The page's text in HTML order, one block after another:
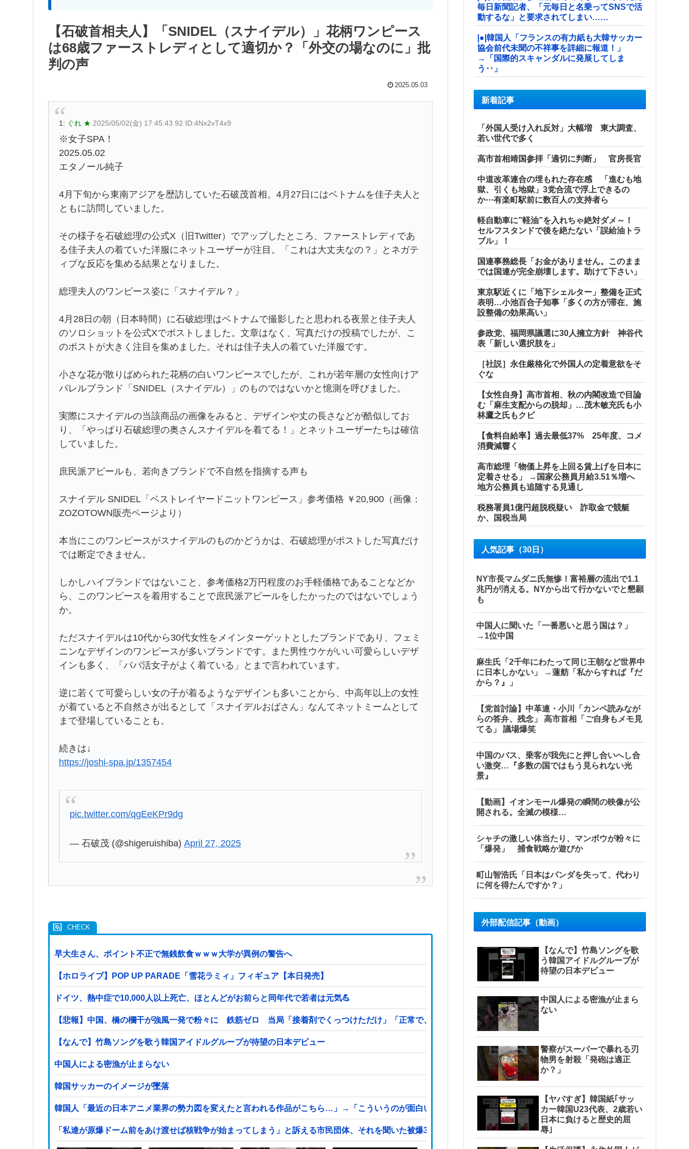
【石破首相夫人】「SNIDEL（スナイデル）」花柄ワンピース
は68歳ファーストレディとして適切か？「外交の場なのに」批
判の声
2025.05.03
1: ぐれ ★ 2025/05/02(金) 17:45:43.92 ID:4Nx2vT4x9
※女子SPA！
2025.05.02
エタノール純子
4月下旬から東南アジアを歴訪していた石破茂首相。4月27日にはベトナムを佳子夫人と
ともに訪問していました。
その様子を石破総理の公式X（旧Twitter）でアップしたところ、ファーストレディであ
る佳子夫人の着ていた洋服にネットユーザーが注目。「これは大丈夫なの？」とネガテ
ィブな反応を集める結果となりました。
総理夫人のワンピース姿に「スナイデル？」
4月28日の朝（日本時間）に石破総理はベトナムで撮影したと思われる夜景と佳子夫人
のソロショットを公式Xでポストしました。文章はなく、写真だけの投稿でしたが、こ
のポストが大きく注目を集めました。それは佳子夫人の着ていた洋服です。
小さな花が散りばめられた花柄の白いワンピースでしたが、これが若年層の女性向けア
パレルブランド「SNIDEL（スナイデル）」のものではないかと憶測を呼びました。
実際にスナイデルの当該商品の画像をみると、デザインや丈の長さなどが酷似してお
り、「やっぱり石破総理の奥さんスナイデルを着てる！」とネットユーザーたちは確信
していました。
庶民派アピールも、若向きブランドで不自然を指摘する声も
スナイデル SNIDEL「ベストレイヤードニットワンピース」参考価格 ￥20,900（画像：
ZOZOTOWN販売ページより）
本当にこのワンピースがスナイデルのものかどうかは、石破総理がポストした写真だけ
では断定できません。
しかしハイブランドではないこと、参考価格2万円程度のお手軽価格であることなどか
ら、このワンピースを着用することで庶民派アピールをしたかったのではないでしょう
か。
ただスナイデルは10代から30代女性をメインターゲットとしたブランドであり、フェミ
ニンなデザインのワンピースが多いブランドです。また男性ウケがいい可愛らしいデザ
インも多く、「パパ活女子がよく着ている」とまで言われています。
逆に若くて可愛らしい女の子が着るようなデザインも多いことから、中高年以上の女性
が着ていると不自然さが出るとして「スナイデルおばさん」なんてネットミームとして
まで登場していることも。
続きは↓
https://joshi-spa.jp/1357454
pic.twitter.com/qgEeKPr9dg
— 石破茂 (@shigeruishiba) April 27, 2025
早大生さん、ポイント不正で無銭飲食ｗｗｗ大学が異例の警告へ
【ホロライブ】POP UP PARADE「雪花ラミィ」フィギュア【本日発売】
ドイツ、熱中症で10,000人以上死亡、ほとんどがお前らと同年代で若者は元気💪
【悲報】中国、橋の欄干が強風一発で粉々に 鉄筋ゼロ 当局「接着剤でくっつけただけ」「正常で、品質問題はない」
【なんで】竹島ソングを歌う韓国アイドルグループが待望の日本デビュー
中国人による密漁が止まらない
韓国サッカーのイメージが墜落
韓国人「最近の日本アニメ業界の勢力図を変えたと言われる作品がこちら…」→「こういうのが面白い…（ブルブル」＝韓国の反応
「私達が原爆ドーム前をあけ渡せば核戦争が始まってしまう」と訴える市民団体、それを聞いた被爆3世の人が……他
毎日新聞記者、「元毎日と名乗ってSNSで活
動するな」と要求されてしまい……
|●|韓国人「フランスの有力紙も大韓サッカー
協会前代未聞の不祥事を詳細に報道！」
→「国際的スキャンダルに発展してしま
う‥」
新着記事
「外国人受け入れ反対」大幅増 東大調査、
若い世代で多く
高市首相靖国参拝「適切に判断」 官房長官
中道改革連合の埋もれた存在感 「進むも地
獄、引くも地獄」3党合流で浮上できるの
か⋯有楽町駅前に数百人の支持者ら
軽自動車に”軽油”を入れちゃ絶対ダメ～！
セルフスタンドで後を絶たない「誤給油トラ
ブル」！
国連事務総長「お金がありません。このまま
では国連が完全崩壊します。助けて下さい」
東京駅近くに「地下シェルター」整備を正式
表明…小池百合子知事「多くの方が滞在、施
設整備の効果高い」
参政党、福岡県議選に30人擁立方針 神谷代
表「新しい選択肢を」
［社説］永住厳格化で外国人の定着意欲をそ
ぐな
【女性自身】高市首相、秋の内閣改造で目論
む「麻生支配からの脱却」…茂木敏充氏も小
林鷹之氏もクビ
【食料自給率】過去最低37% 25年度、コメ
消費減響く
高市総理「物価上昇を上回る賃上げを日本に
定着させる」 →国家公務員月給3.51％増へ
地方公務員も追随する見通し
税務署員1億円超脱税疑い 詐取金で競艇
か、国税当局
人気記事（30日）
NY市長マムダニ氏無惨！富裕層の流出で1.1
兆円が消える。NYから出て行かないでと懇願
も
中国人に聞いた「一番悪いと思う国は？」
→1位中国
麻生氏「2千年にわたって同じ王朝など世界中
に日本しかない」 →蓮舫「私からすれば『だ
から？』」
【党首討論】中革連・小川「カンペ読みなが
らの答弁、残念」 高市首相「ご自身もメモ見
てる」 議場爆笑
中国のバス、乗客が我先にと押し合いへし合
い激突…『多数の国ではもう見られない光
景』
【動画】イオンモール爆発の瞬間の映像が公
開される。全滅の模様…
シャチの激しい体当たり、マンボウが粉々に
「爆発」 捕食戦略か遊びか
町山智浩氏「日本はパンダを失って、代わり
に何を得たんですか？」
外部配信記事（動画）
【なんで】竹島ソングを歌
う韓国アイドルグループが
待望の日本デビュー
中国人による密漁が止まら
ない
警察がスーパーで暴れる刃
物男を射殺「発砲は適正
か？」
【ヤバすぎ】韓国紙｢サッ
カー韓国U23代表、2歳若い
日本に負けると歴史的屈
辱｣